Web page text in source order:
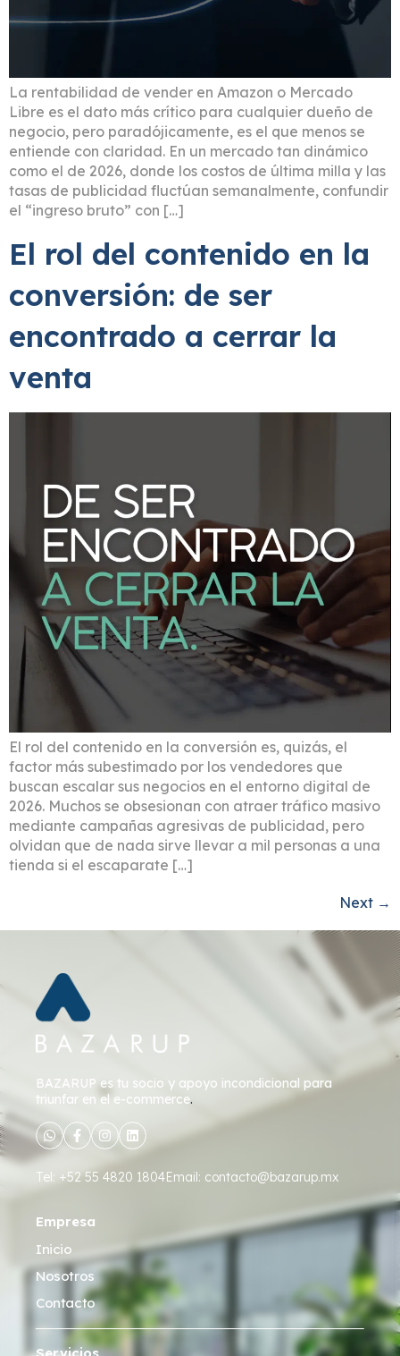
La rentabilidad de vender en Amazon o Mercado
Libre es el dato más crítico para cualquier dueño de
negocio, pero paradójicamente, es el que menos se
entiende con claridad. En un mercado tan dinámico
como el de 2026, donde los costos de última milla y las
tasas de publicidad fluctúan semanalmente, confundir
el “ingreso bruto” con […]
El rol del contenido en la
conversión: de ser
encontrado a cerrar la
venta
El rol del contenido en la conversión es, quizás, el
factor más subestimado por los vendedores que
buscan escalar sus negocios en el entorno digital de
2026. Muchos se obsesionan con atraer tráfico masivo
mediante campañas agresivas de publicidad, pero
olvidan que de nada sirve llevar a mil personas a una
tienda si el escaparate […]
Next →
BAZARUP es tu socio y apoyo incondicional para
triunfar en el e-commerce.
Tel: +52 55 4820 1804Email: contacto@bazarup.mx
Empresa
Inicio
Nosotros
Contacto